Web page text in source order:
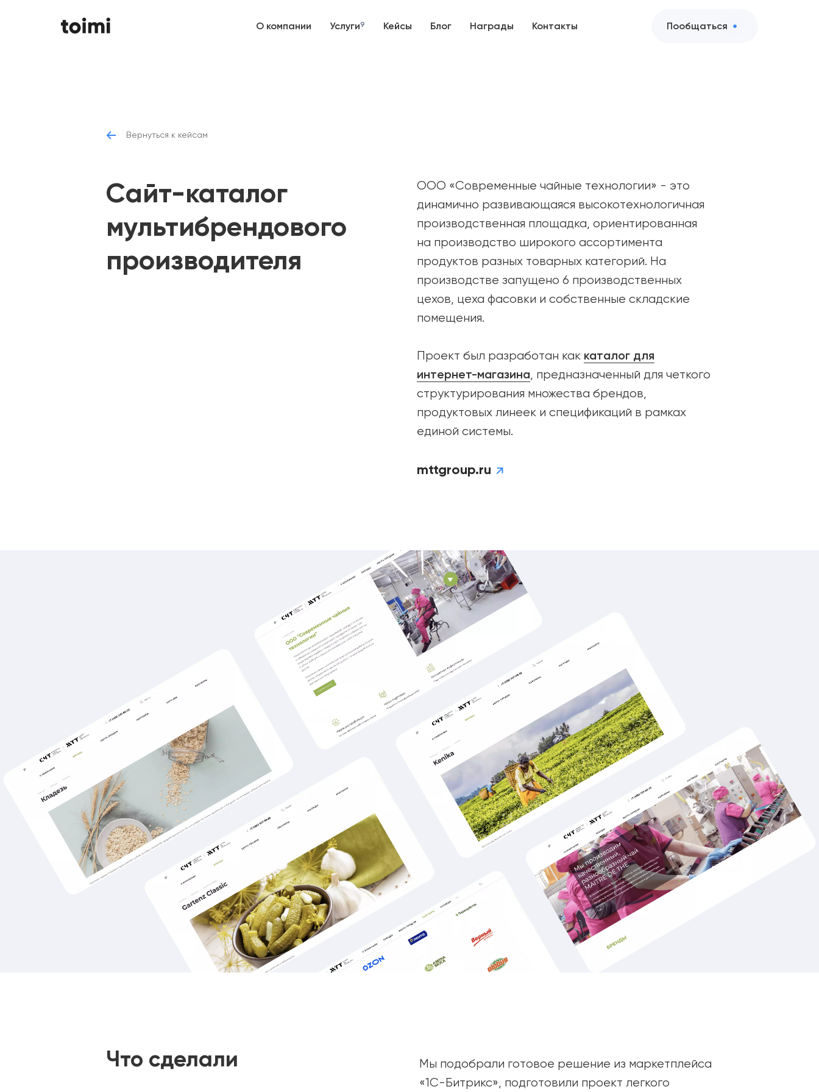
О компании Услуги9 Кейсы Блог Награды Контакты Пообщаться
Вернуться к кейсам
Cайт-каталог
мультибрендового
производителя
ООО «Современные чайные технологии» - это
динамично развивающаяся высокотехнологичная
производственная площадка, ориентированная
на производство широкого ассортимента
продуктов разных товарных категорий. На
производстве запущено 6 производственных
цехов, цеха фасовки и собственные складские
помещения.
Проект был разработан как каталог для
интернет-магазина, предназначенный для четкого
структурирования множества брендов,
продуктовых линеек и спецификаций в рамках
единой системы.
mttgroup.ru
Что сделали
Мы подобрали готовое решение из маркетплейса
«1С-Битрикс», подготовили проект легкого